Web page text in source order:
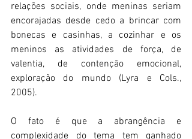
relações sociais, onde meninas seriam
encorajadas desde cedo a brincar com
bonecas e casinhas, a cozinhar e os
meninos as atividades de força, de
valentia, de contenção emocional,
exploração do mundo (Lyra e Cols.,
2005).
O fato é que a abrangência e
complexidade do tema tem ganhado